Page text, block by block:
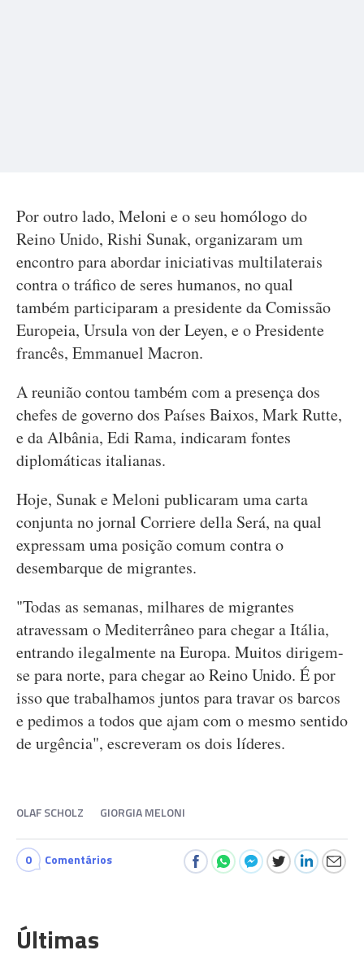
Por outro lado, Meloni e o seu homólogo do
Reino Unido, Rishi Sunak, organizaram um
encontro para abordar iniciativas multilaterais
contra o tráfico de seres humanos, no qual
também participaram a presidente da Comissão
Europeia, Ursula von der Leyen, e o Presidente
francês, Emmanuel Macron.
A reunião contou também com a presença dos
chefes de governo dos Países Baixos, Mark Rutte,
e da Albânia, Edi Rama, indicaram fontes
diplomáticas italianas.
Hoje, Sunak e Meloni publicaram uma carta
conjunta no jornal Corriere della Será, na qual
expressam uma posição comum contra o
desembarque de migrantes.
"Todas as semanas, milhares de migrantes
atravessam o Mediterrâneo para chegar a Itália,
entrando ilegalmente na Europa. Muitos dirigem-
se para norte, para chegar ao Reino Unido. É por
isso que trabalhamos juntos para travar os barcos
e pedimos a todos que ajam com o mesmo sentido
de urgência", escreveram os dois líderes.
OLAF SCHOLZ GIORGIA MELONI
0 Comentários
Últimas